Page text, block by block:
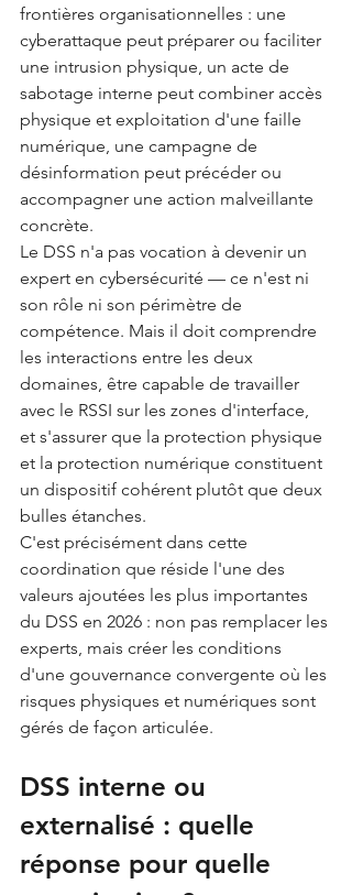
frontières organisationnelles : une
cyberattaque peut préparer ou faciliter
une intrusion physique, un acte de
sabotage interne peut combiner accès
physique et exploitation d'une faille
numérique, une campagne de
désinformation peut précéder ou
accompagner une action malveillante
concrète.
Le DSS n'a pas vocation à devenir un
expert en cybersécurité — ce n'est ni
son rôle ni son périmètre de
compétence. Mais il doit comprendre
les interactions entre les deux
domaines, être capable de travailler
avec le RSSI sur les zones d'interface,
et s'assurer que la protection physique
et la protection numérique constituent
un dispositif cohérent plutôt que deux
bulles étanches.
C'est précisément dans cette
coordination que réside l'une des
valeurs ajoutées les plus importantes
du DSS en 2026 : non pas remplacer les
experts, mais créer les conditions
d'une gouvernance convergente où les
risques physiques et numériques sont
gérés de façon articulée.
DSS interne ou
externalisé : quelle
réponse pour quelle